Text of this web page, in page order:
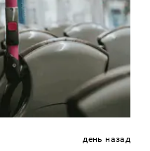
день назад